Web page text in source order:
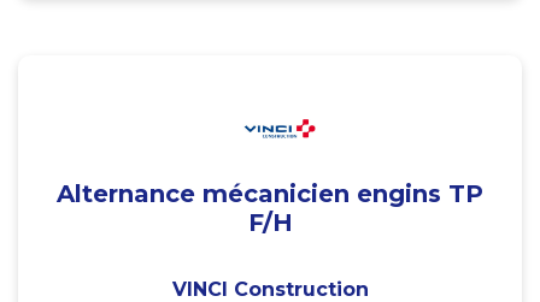
Alternance mécanicien engins TP
F/H
VINCI Construction